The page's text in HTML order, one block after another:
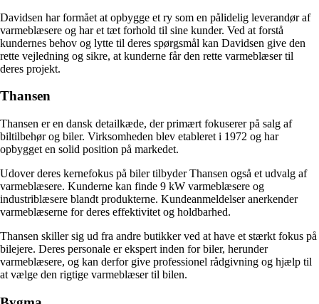
Davidsen har formået at opbygge et ry som en pålidelig leverandør af
varmeblæsere og har et tæt forhold til sine kunder. Ved at forstå
kundernes behov og lytte til deres spørgsmål kan Davidsen give den
rette vejledning og sikre, at kunderne får den rette varmeblæser til
deres projekt.
Thansen
Thansen er en dansk detailkæde, der primært fokuserer på salg af
biltilbehør og biler. Virksomheden blev etableret i 1972 og har
opbygget en solid position på markedet.
Udover deres kernefokus på biler tilbyder Thansen også et udvalg af
varmeblæsere. Kunderne kan finde 9 kW varmeblæsere og
industriblæsere blandt produkterne. Kundeanmeldelser anerkender
varmeblæserne for deres effektivitet og holdbarhed.
Thansen skiller sig ud fra andre butikker ved at have et stærkt fokus på
bilejere. Deres personale er ekspert inden for biler, herunder
varmeblæsere, og kan derfor give professionel rådgivning og hjælp til
at vælge den rigtige varmeblæser til bilen.